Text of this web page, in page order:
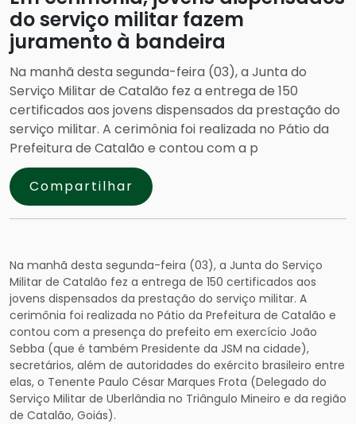
do serviço militar fazem
juramento à bandeira
Na manhã desta segunda-feira (03), a Junta do
Serviço Militar de Catalão fez a entrega de 150
certificados aos jovens dispensados da prestação do
serviço militar. A cerimônia foi realizada no Pátio da
Prefeitura de Catalão e contou com a p
Compartilhar
Na manhã desta segunda-feira (03), a Junta do Serviço
Militar de Catalão fez a entrega de 150 certificados aos
jovens dispensados da prestação do serviço militar. A
cerimônia foi realizada no Pátio da Prefeitura de Catalão e
contou com a presença do prefeito em exercício João
Sebba (que é também Presidente da JSM na cidade),
secretários, além de autoridades do exército brasileiro entre
elas, o Tenente Paulo César Marques Frota (Delegado do
Serviço Militar de Uberlândia no Triângulo Mineiro e da região
de Catalão, Goiás).